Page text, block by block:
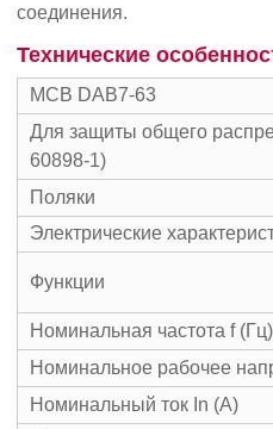
соединения.
Технические
MCB DAB7-63
Для защиты общего
60898-1)
Поляки
Электрические
Функции
Номинальная частота f (Гц)
Номинальное рабочее
Номинальный ток In (A)